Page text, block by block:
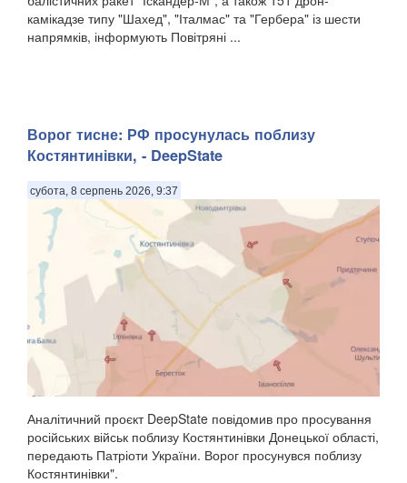
камікадзе типу "Шахед", "Італмас" та "Гербера" із шести
напрямків, інформують Повітряні ...
Ворог тисне: РФ просунулась поблизу
Костянтинівки, - DeepState
субота, 8 серпень 2026, 9:37
Аналітичний проєкт DeepState повідомив про просування
російських військ поблизу Костянтинівки Донецької області,
передають Патріоти України. Ворог просунувся поблизу
Костянтинівки".